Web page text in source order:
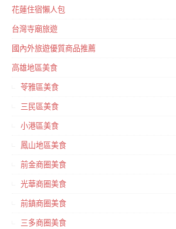
花蓮住宿懶人包
台灣寺廟旅遊
國內外旅遊優質商品推薦
高雄地區美食
苓雅區美食
三民區美食
小港區美食
鳳山地區美食
前金商圈美食
光華商圈美食
前鎮商圈美食
三多商圈美食